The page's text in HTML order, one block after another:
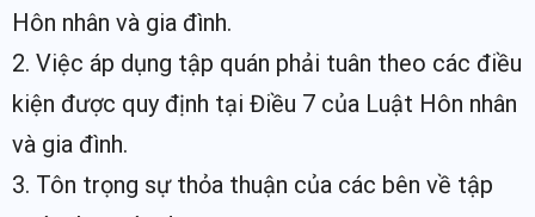
Hôn nhân và gia đình.
2. Việc áp dụng tập quán phải tuân theo các điều
kiện được quy định tại Điều 7 của Luật Hôn nhân
và gia đình.
3. Tôn trọng sự thỏa thuận của các bên về tập